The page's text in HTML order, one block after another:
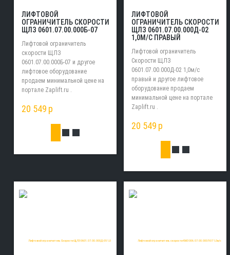
ЛИФТОВОЙ
ОГРАНИЧИТЕЛЬ СКОРОСТИ
ЩЛЗ 0601.07.00.000Б-07
Лифтовой ограничитель
скорости ЩЛЗ
0601.07.00.000Б-07 и другое
лифтовое оборудование
продаем минимальной цене на
портале Zaplift.ru .
20 549 p
ЛИФТОВОЙ
ОГРАНИЧИТЕЛЬ СКОРОСТИ
ЩЛЗ 0601.07.00.000Д-02
1,0М/С ПРАВЫЙ
Лифтовой ограничитель
Скорости ЩЛЗ
0601.07.00.000Д-02 1,0м/с
правый и другое лифтовое
оборудование продаем
минимальной цене на портале
Zaplift.ru .
20 549 p